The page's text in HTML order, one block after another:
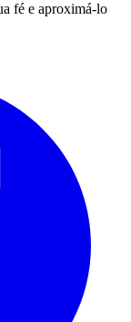
fé e aproximá-lo